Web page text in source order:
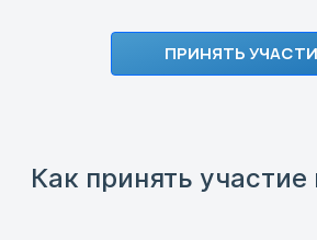
ПРИНЯТЬ
Как принять участие